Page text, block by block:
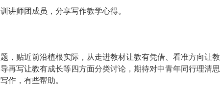
讲师团成员，分享写作教学心得。
，贴近前沿植根实际，从走进教材让教有凭借、看准方向让教
再写让教有成长等四方面分类讨论，期待对中青年同行理清思
作，有些帮助。